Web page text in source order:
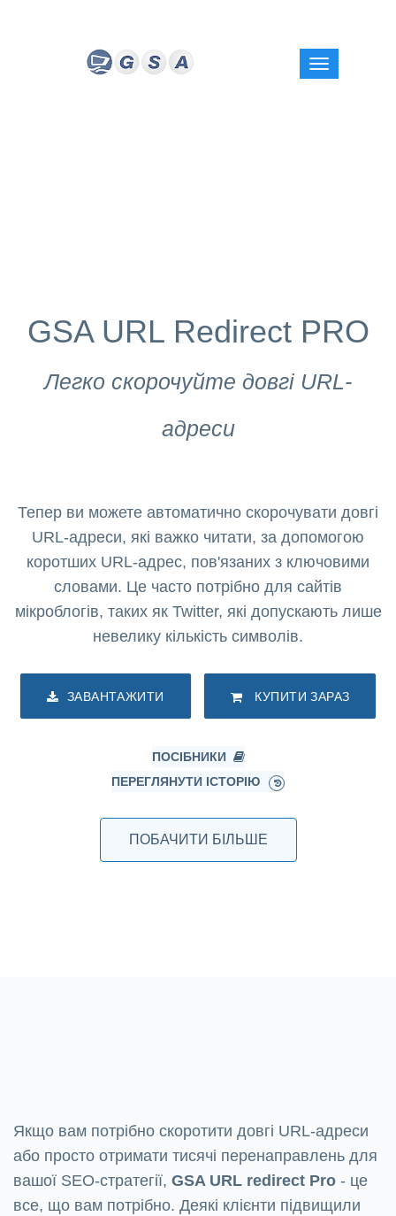
GSA URL Redirect PRO
Легко скорочуйте довгі URL-
адреси
Тепер ви можете автоматично скорочувати довгі
URL-адреси, які важко читати, за допомогою
коротших URL-адрес, пов'язаних з ключовими
словами. Це часто потрібно для сайтів
мікроблогів, таких як Twitter, які допускають лише
невелику кількість символів.
ЗАВАНТАЖИТИ КУПИТИ ЗАРАЗ
ПОСІБНИКИ
ПЕРЕГЛЯНУТИ ІСТОРІЮ
ПОБАЧИТИ БІЛЬШЕ
Якщо вам потрібно скоротити довгі URL-адреси
або просто отримати тисячі перенаправлень для
вашої SEO-стратегії, GSA URL redirect Pro - це
все, що вам потрібно. Деякі клієнти підвищили